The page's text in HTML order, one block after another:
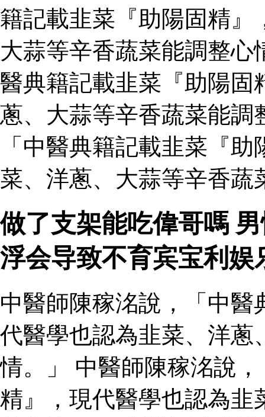
籍記載韭菜『助陽固精』
大蒜等辛香蔬菜能調整
醫典籍記載韭菜『助陽固
蔥、大蒜等辛香蔬菜能調
「中醫典籍記載韭菜『
菜、洋蔥、大蒜等辛香蔬
做了支架能吃偉哥嗎
浮会导致不育宾宝利娱
中醫師陳稼洺說，「中
代醫學也認為韭菜、洋蔥
情。」 中醫師陳稼洺說
精』，現代醫學也認為韭